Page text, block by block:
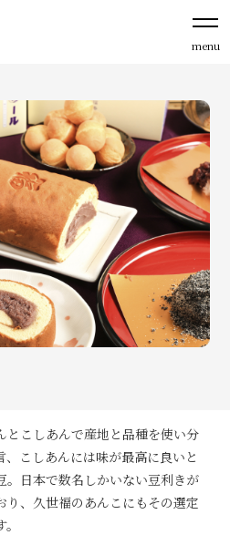
menu
とこしあんで産地と品種を使い分
こしあんには味が最高に良いと
。日本で数名しかいない豆利きが
り、久世福のあんこにもその選定